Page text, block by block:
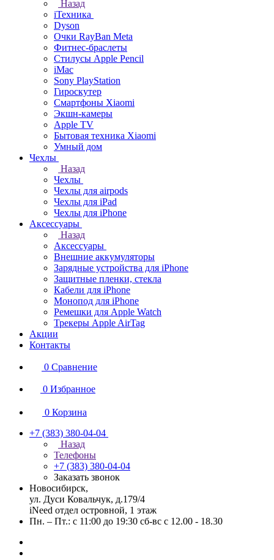
Назад
iТехника
Dyson
Очки RayBan Meta
Фитнес-браслеты
Стилусы Apple Pencil
iMac
Sony PlayStation
Гироскутер
Смартфоны Xiaomi
Экшн-камеры
Apple TV
Бытовая техника Xiaomi
Умный дом
Чехлы
Назад
Чехлы
Чехлы для airpods
Чехлы для iPad
Чехлы для iPhone
Аксессуары
Назад
Аксессуары
Внешние аккумуляторы
Зарядные устройства для iPhone
Защитные пленки, стекла
Кабели для iPhone
Монопод для iPhone
Ремешки для Apple Watch
Трекеры Apple AirTag
Акции
Контакты
0 Сравнение
0 Избранное
0 Корзина
+7 (383) 380-04-04
Назад
Телефоны
+7 (383) 380-04-04
Заказать звонок
Новосибирск,
ул. Дуси Ковальчук, д.179/4
iNeed отдел островной, 1 этаж
Пн. – Пт.: с 11:00 до 19:30 сб-вс с 12.00 - 18.30